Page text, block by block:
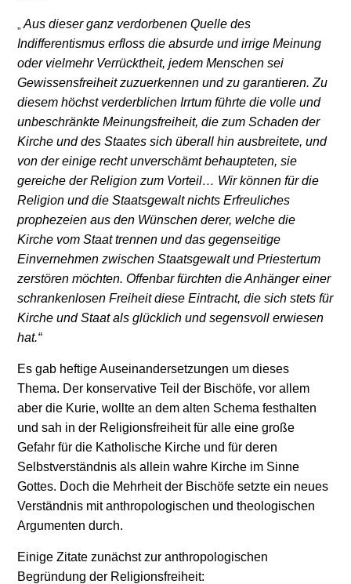
„Aus dieser ganz verdorbenen Quelle des
Indifferentismus erfloss die absurde und irrige Meinung
oder vielmehr Verrücktheit, jedem Menschen sei
Gewissensfreiheit zuzuerkennen und zu garantieren. Zu
diesem höchst verderblichen Irrtum führte die volle und
unbeschränkte Meinungsfreiheit, die zum Schaden der
Kirche und des Staates sich überall hin ausbreitete, und
von der einige recht unverschämt behaupteten, sie
gereiche der Religion zum Vorteil… Wir können für die
Religion und die Staatsgewalt nichts Erfreuliches
prophezeien aus den Wünschen derer, welche die
Kirche vom Staat trennen und das gegenseitige
Einvernehmen zwischen Staatsgewalt und Priestertum
zerstören möchten. Offenbar fürchten die Anhänger einer
schrankenlosen Freiheit diese Eintracht, die sich stets für
Kirche und Staat als glücklich und segensvoll erwiesen
hat.“
Es gab heftige Auseinandersetzungen um dieses
Thema. Der konservative Teil der Bischöfe, vor allem
aber die Kurie, wollte an dem alten Schema festhalten
und sah in der Religionsfreiheit für alle eine große
Gefahr für die Katholische Kirche und für deren
Selbstverständnis als allein wahre Kirche im Sinne
Gottes. Doch die Mehrheit der Bischöfe setzte ein neues
Verständnis mit anthropologischen und theologischen
Argumenten durch.
Einige Zitate zunächst zur anthropologischen
Begründung der Religionsfreiheit: